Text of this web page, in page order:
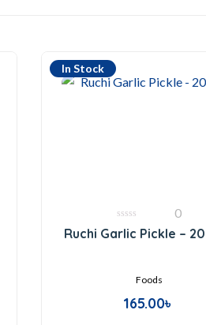
In Stock
out
0
Ruchi Garlic Pickle –
Foods
165.00৳